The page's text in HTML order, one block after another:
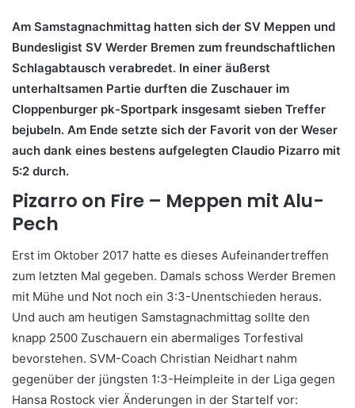
Am Samstagnachmittag hatten sich der SV Meppen und
Bundesligist SV Werder Bremen zum freundschaftlichen
Schlagabtausch verabredet. In einer äußerst
unterhaltsamen Partie durften die Zuschauer im
Cloppenburger pk-Sportpark insgesamt sieben Treffer
bejubeln. Am Ende setzte sich der Favorit von der Weser
auch dank eines bestens aufgelegten Claudio Pizarro mit
5:2 durch.
Pizarro on Fire – Meppen mit Alu-
Pech
Erst im Oktober 2017 hatte es dieses Aufeinandertreffen
zum letzten Mal gegeben. Damals schoss Werder Bremen
mit Mühe und Not noch ein 3:3-Unentschieden heraus.
Und auch am heutigen Samstagnachmittag sollte den
knapp 2500 Zuschauern ein abermaliges Torfestival
bevorstehen. SVM-Coach Christian Neidhart nahm
gegenüber der jüngsten 1:3-Heimpleite in der Liga gegen
Hansa Rostock vier Änderungen in der Startelf vor: